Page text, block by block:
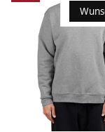
Medium X-
XX-Small